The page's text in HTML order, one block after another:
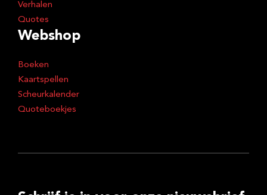
Verhalen
Quotes
Webshop
Boeken
Kaartspellen
Scheurkalender
Quoteboekjes